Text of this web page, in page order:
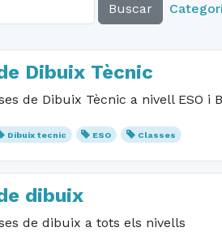
Buscar
Dibuix Tècnic
de Dibuix Tècnic a nivell ESO i
Dibuix tecnic ESO Classes
dibuix
de dibuix a tots els nivells